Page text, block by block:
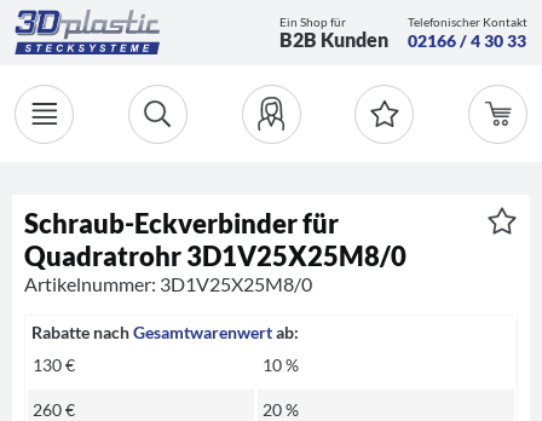
Ein Shop für
B2B Kunden
Telefonischer Kontakt
02166 / 4 30 33
Schraub-Eckverbinder für
Quadratrohr 3D1V25X25M8/0
Artikelnummer: 3D1V25X25M8/0
Rabatte nachGesamtwarenwertab:
130 €
10 %
260 € 20 %